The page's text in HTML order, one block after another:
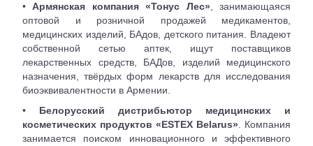
• Армянская компания «Тонус Лес» , занимающаяся
оптовой и розничной продажей медикаментов,
медицинских изделий, БАдов, детского питания. Владеют
собственной сетью аптек, ищут поставщиков
лекарственных средств, БАДов, изделий медицинского
назначения, твёрдых форм лекарств для исследования
биоэквивалентности в Армении.
•
Белорусский дистрибьютор медицинских и
косметических продуктов «ESTEX Belarus» . Компания
занимается поиском инновационного и эффективного